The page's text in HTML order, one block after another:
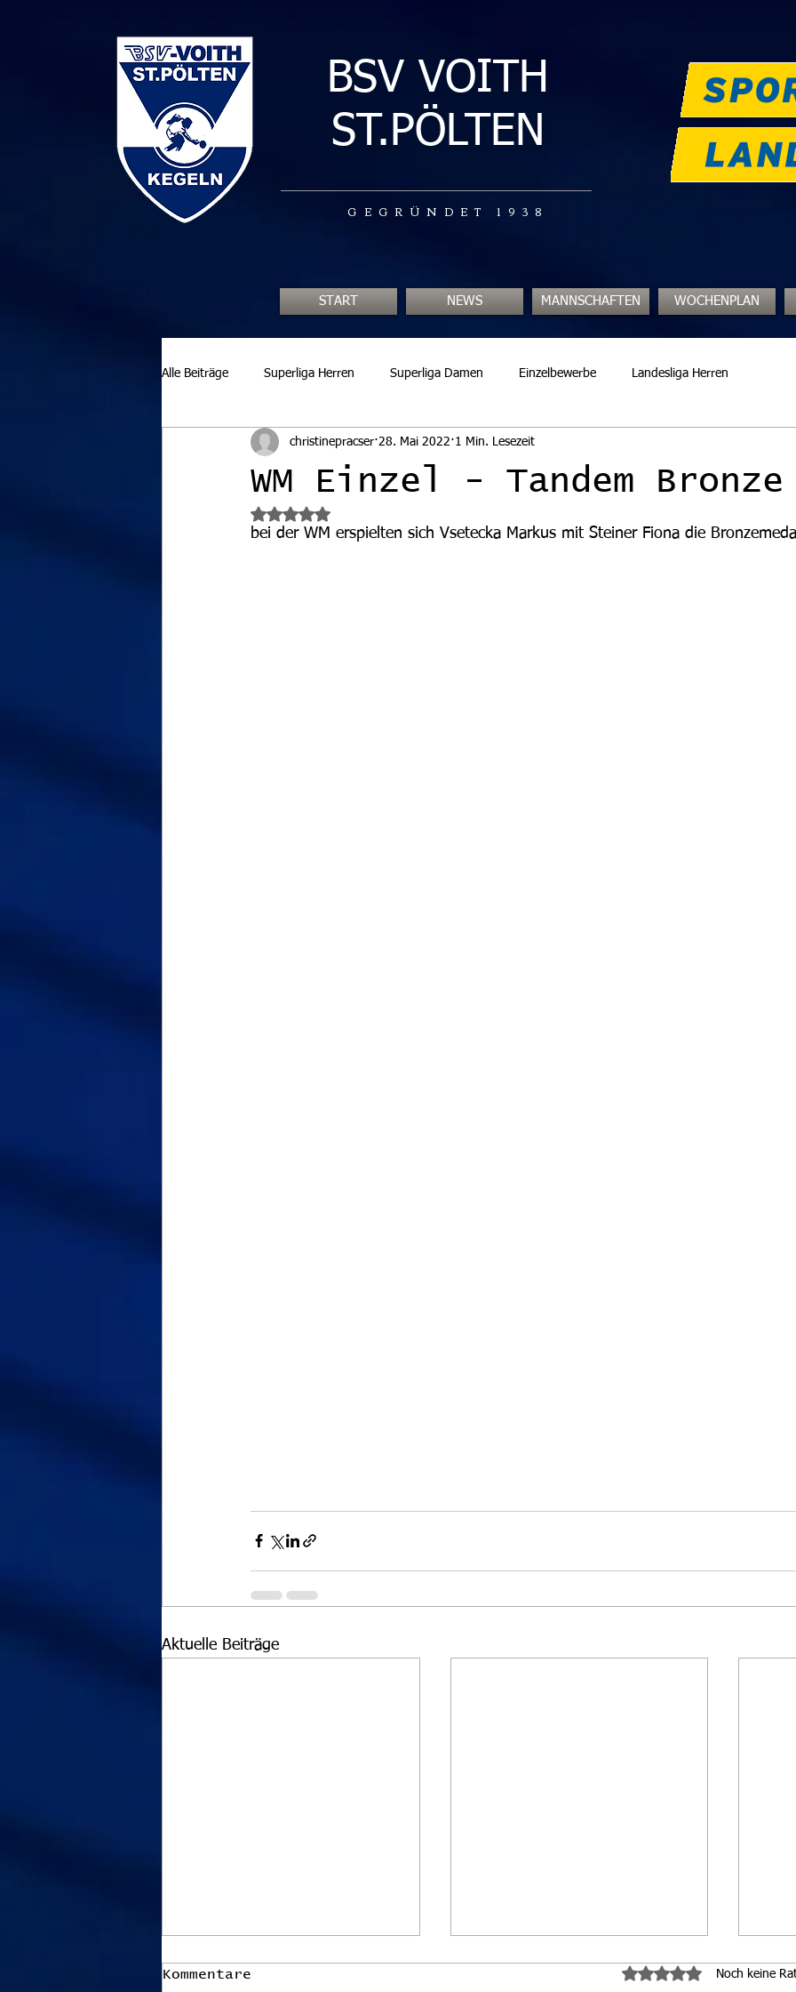
BSV VOITH
ST.PÖLTEN
GEGRÜNDET 1938
START NEWS MANNSCHAFTEN WOCHENPLAN
Alle Beiträge Superliga Herren Superliga Damen Einzelbewerbe Landesliga Herren
WM Einzel - Tandem Bronze
christinepracser 28. Mai 2022 1 Min. Lesezeit
Mit NaN von 5 Sternen bewertet.
bei der WM erspielten sich Vsetecka Markus mit Steiner Fiona die
Aktuelle Beiträge
Kommentare Mit 0 von 5 Sternen
Noch keine